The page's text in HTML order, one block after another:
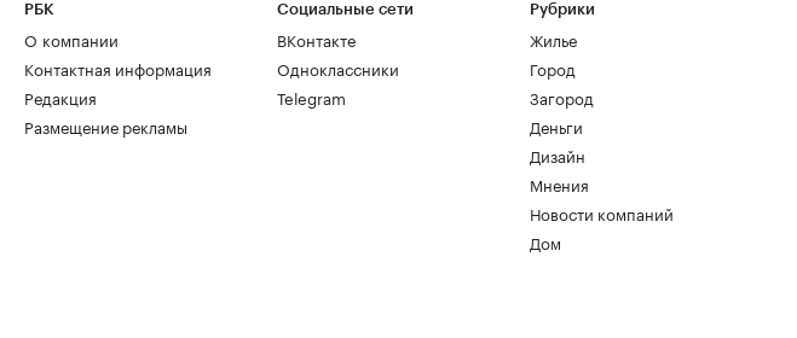
Дню строителя — 70: как отмечают
юбилей и главные рекорды отрасли
Отрасль, 07 авг, 11:04
РБК
О компании
Контактная информация
Редакция
Размещение рекламы
Социальные сети
ВКонтакте
Одноклассники
Telegram
Рубрики
Жилье
Город
Загород
Деньги
Дизайн
Мнения
Новости компаний
Дом